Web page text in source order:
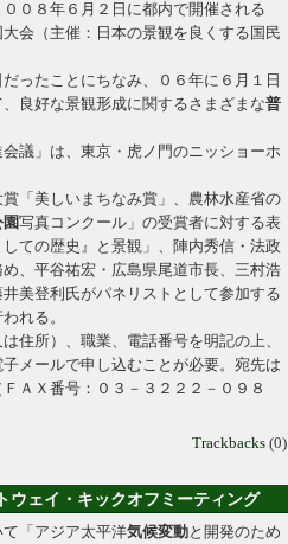
０８年６月２日に都内で開催される
会（主催：日本の景観を良くする国民
ったことにちなみ、０６年に６月１日
良好な景観形成に関するさまざまな普
議」は、東京・虎ノ門のニッショーホ
「美しいまちなみ賞」、農林水産省の
写真コンクール」の受賞者に対する表
ての歴史』と景観」、陣内秀信・法政
、平谷祐宏・広島県尾道市長、三村浩
美登利氏がパネリストとして参加する
れる。
住所）、職業、電話番号を明記の上、
メールで申し込むことが必要。宛先は
ＡＸ番号：０３－３２２２－０９８
Trackbacks (0)
ウェイ・キックオフミーティング
「アジア太平洋気候変動と開発のため